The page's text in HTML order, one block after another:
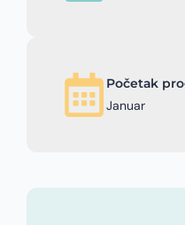
Početak
Januar